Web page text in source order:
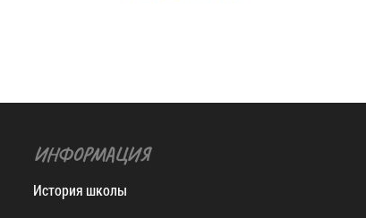
ИНФОРМАЦИЯ
История школы